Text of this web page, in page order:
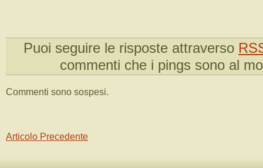
Puoi seguire le risposte attraverso
commenti che i pings sono al
Commenti sono sospesi.
Articolo Precedente